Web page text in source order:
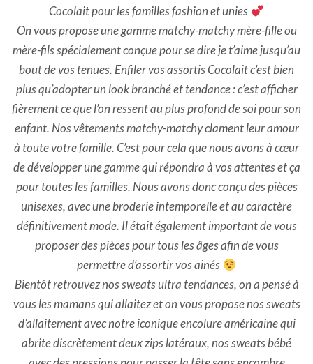
Cocolait pour les familles fashion et unies
On vous propose une gamme matchy-matchy mère-fille ou
mère-fils spécialement conçue pour se dire je t’aime jusqu’au
bout de vos tenues. Enfiler vos assortis Cocolait c’est bien
plus qu’adopter un look branché et tendance : c’est afficher
fièrement ce que l’on ressent au plus profond de soi pour son
enfant. Nos vêtements matchy-matchy clament leur amour
à toute votre famille. C’est pour cela que nous avons à cœur
de développer une gamme qui répondra à vos attentes et ça
pour toutes les familles. Nous avons donc conçu des pièces
unisexes, avec une broderie intemporelle et au caractère
définitivement mode. Il était également important de vous
proposer des pièces pour tous les âges afin de vous
permettre d’assortir vos ainés
Bientôt retrouvez nos sweats ultra tendances, on a pensé à
vous les mamans qui allaitez et on vous propose nos sweats
d’allaitement avec notre iconique encolure américaine qui
abrite discrètement deux zips latéraux, nos sweats bébé